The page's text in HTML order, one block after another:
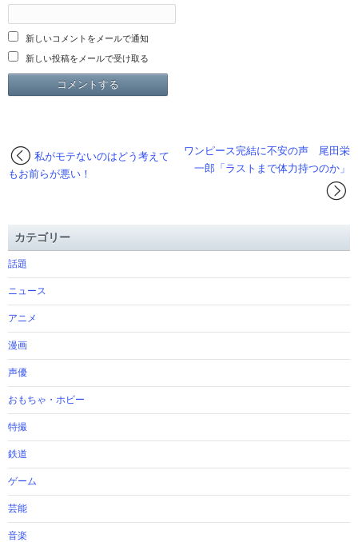
新しいコメントをメールで通知
新しい投稿をメールで受け取る
ワンピース完結に不安の声 尾田栄
一郎「ラストまで体力持つのか」
私がモテないのはどう考えて
もお前らが悪い！
カテゴリー
話題
ニュース
アニメ
漫画
声優
おもちゃ・ホビー
特撮
鉄道
ゲーム
芸能
音楽